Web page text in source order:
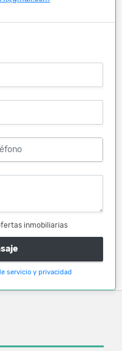
inmobiliarias
servicio y privacidad